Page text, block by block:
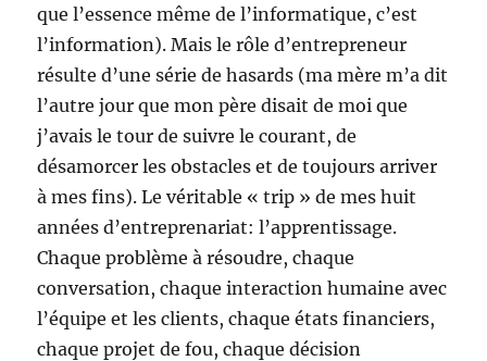
que l’essence même de l’informatique, c’est
l’information). Mais le rôle d’entrepreneur
résulte d’une série de hasards (ma mère m’a dit
l’autre jour que mon père disait de moi que
j’avais le tour de suivre le courant, de
désamorcer les obstacles et de toujours arriver
à mes fins). Le véritable « trip » de mes huit
années d’entreprenariat: l’apprentissage.
Chaque problème à résoudre, chaque
conversation, chaque interaction humaine avec
l’équipe et les clients, chaque états financiers,
chaque projet de fou, chaque décision